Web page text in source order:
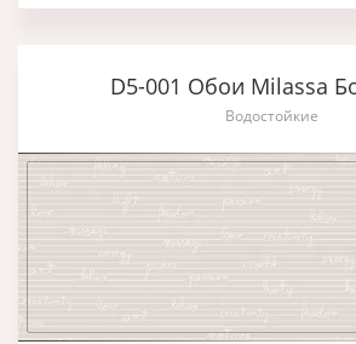
D5-001 Обои Milassa
Водостойкие